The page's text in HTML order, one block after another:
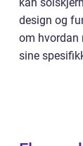
kan
design og
om hvordan
sine